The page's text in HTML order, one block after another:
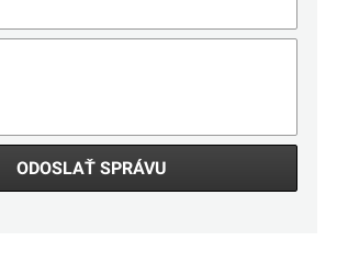
ODOSLAŤ SPRÁVU